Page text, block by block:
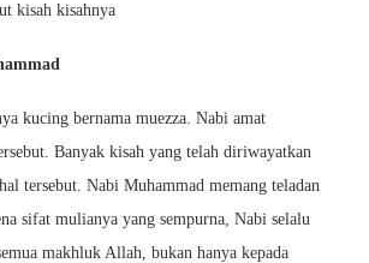
kisah kisahnya
kucing bernama muezza. Nabi amat
Banyak kisah yang telah diriwayatkan
tersebut. Nabi Muhammad memang teladan
sifat mulianya yang sempurna, Nabi selalu
makhluk Allah, bukan hanya kepada